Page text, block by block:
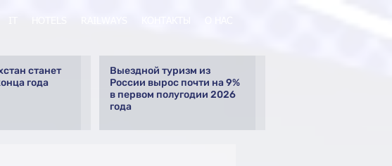
станет
года
Выездной туризм из
России вырос почти на 9%
в первом полугодии 2026
года